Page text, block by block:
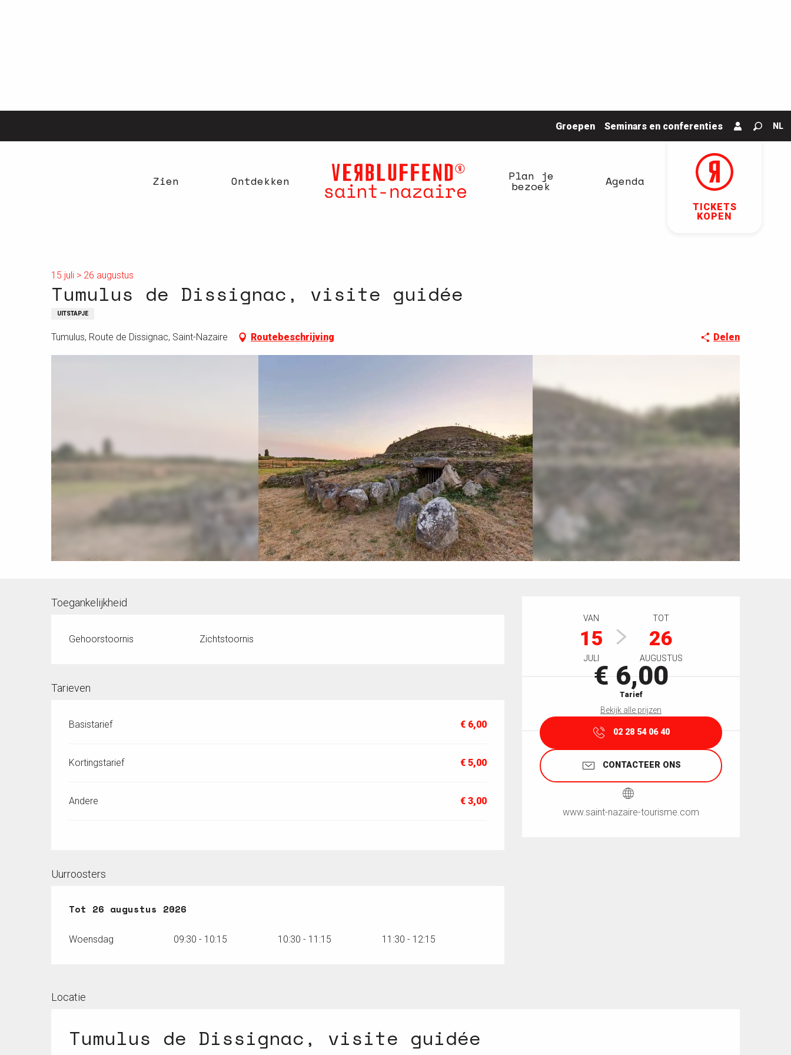
Groepen Seminars en conferenties
Zoek
NL
TICKETS
KOPEN
Zien Ontdekken Plan je
bezoek Agenda
15 juli > 26 augustus
Tumulus de Dissignac, visite guidée
UITSTAPJE
Tumulus, Route de Dissignac, Saint-Nazaire Routebeschrijving Delen
VAN
15
JULI
TOT
26
AUGUSTUS
€ 6,00
Tarief
Bekijk alle prijzen
02 28 54 06 40
CONTACTEER ONS
www.saint-nazaire-tourisme.com
Toegankelijkheid
Gehoorstoornis Zichtstoornis
Tarieven
Basistarief € 6,00
Kortingstarief € 5,00
Andere € 3,00
Uurroosters
Vanaf15 juli 2026tot
Tot 26 augustus 2026
Woensdag 09:30 - 10:15 10:30 - 11:15 11:30 - 12:15
Locatie
Tumulus de Dissignac, visite guidée